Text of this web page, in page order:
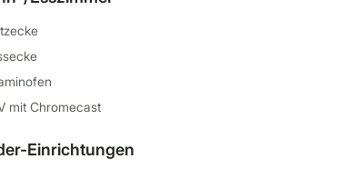
mit Chromecast
Einrichtungen